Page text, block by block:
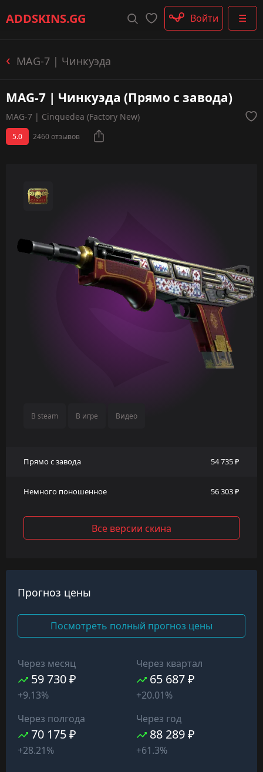
ADDSKINS.GG ☰
Пистолеты-пулемёты
Перчатки
Войти
MAG-7 | Чинкуэда
MAG-7 | Чинкуэда (Прямо с завода)
MAG-7 | Cinquedea (Factory New)
5.0 2460 отзывов
В steam В игре Видео
Прямо с завода 54 735 ₽
Немного поношенное 56 303 ₽
Все версии скина
Прогноз цены
Посмотреть полный прогноз цены
Через месяц
59 730 ₽
+9.13%
Через квартал
65 687 ₽
+20.01%
Через полгода
70 175 ₽
+28.21%
Через год
88 289 ₽
+61.3%